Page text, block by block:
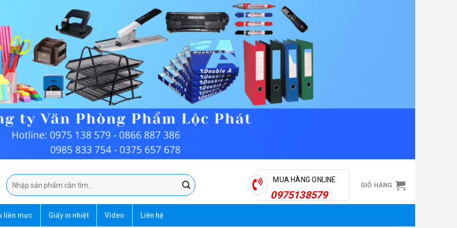
Tìm
kiếm:
MUA HÀNG ONLINE
0975138579
GIỎ HÀNG
liền mực Giấy in nhiệt Video Liên hệ